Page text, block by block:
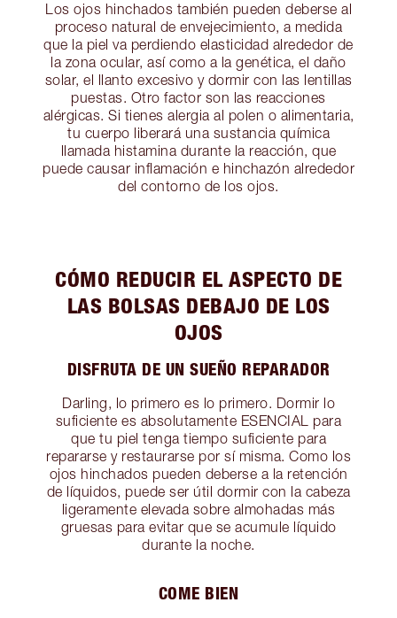
Los ojos hinchados también pueden deberse al
proceso natural de envejecimiento, a medida
que la piel va perdiendo elasticidad alrededor de
la zona ocular, así como a la genética, el daño
solar, el llanto excesivo y dormir con las lentillas
puestas. Otro factor son las reacciones
alérgicas. Si tienes alergia al polen o alimentaria,
tu cuerpo liberará una sustancia química
llamada histamina durante la reacción, que
puede causar inflamación e hinchazón alrededor
del contorno de los ojos.
CÓMO REDUCIR EL ASPECTO DE
LAS BOLSAS DEBAJO DE LOS
OJOS
DISFRUTA DE UN SUEÑO REPARADOR
Darling, lo primero es lo primero. Dormir lo
suficiente es absolutamente ESENCIAL para
que tu piel tenga tiempo suficiente para
repararse y restaurarse por sí misma. Como los
ojos hinchados pueden deberse a la retención
de líquidos, puede ser útil dormir con la cabeza
ligeramente elevada sobre almohadas más
gruesas para evitar que se acumule líquido
durante la noche.
COME BIEN